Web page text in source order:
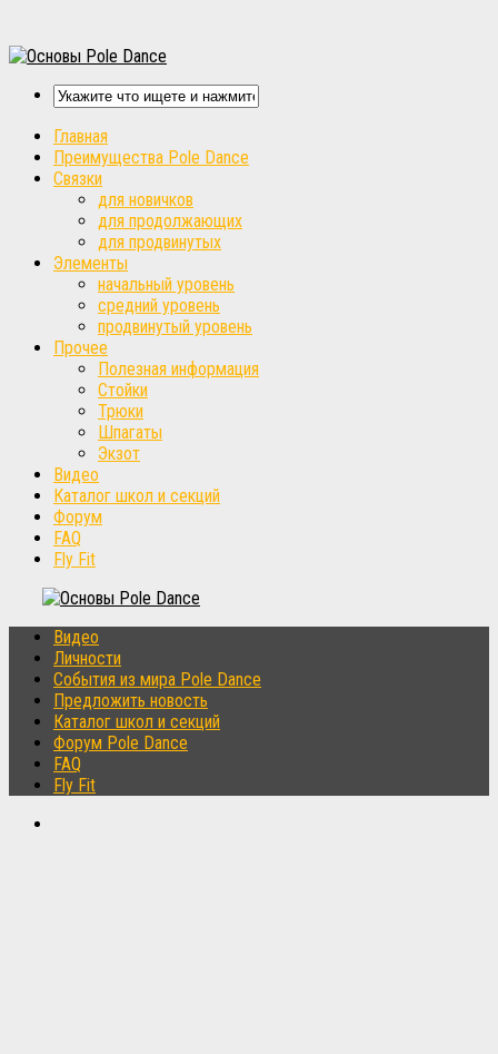
Главная
Преимущества Pole Dance
Связки
для новичков
для продолжающих
для продвинутых
Элементы
начальный уровень
средний уровень
продвинутый уровень
Прочее
Полезная информация
Стойки
Трюки
Шпагаты
Экзот
Видео
Каталог школ и секций
Форум
FAQ
Fly Fit
Видео
Личности
События из мира Pole Dance
Предложить новость
Каталог школ и секций
Форум Pole Dance
FAQ
Fly Fit